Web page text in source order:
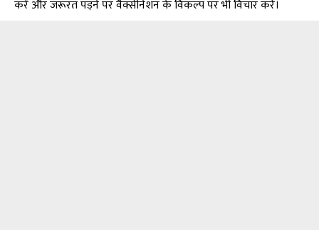
करें और जरूरत पड़ने पर वैक्सीनेशन के विकल्प पर भी विचार करें।